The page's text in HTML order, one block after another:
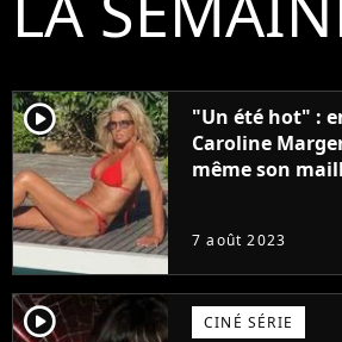
player2
"Un été hot" :
Caroline
même son
7 août 2023
player2 CINÉ SÉRIE